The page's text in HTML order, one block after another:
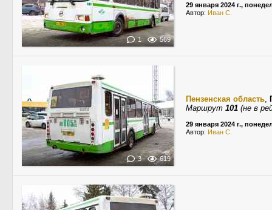
1 569
29 января 2024 г.,
Автор: Иван С.
3 619
Пензенская область,
Маршрут 101 (не в
29 января 2024 г.,
Автор: Иван С.